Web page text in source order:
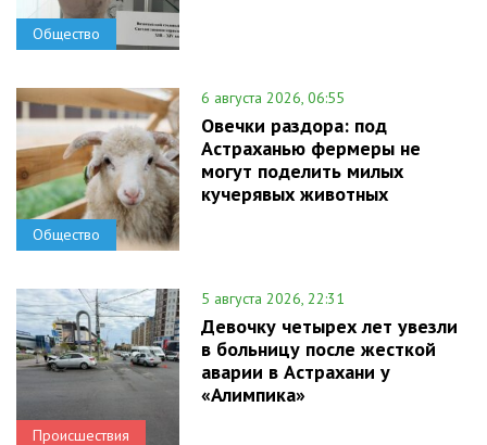
Общество
Общество
6 августа 2026, 06:55
Овечки раздора: под
Астраханью фермеры не
могут поделить милых
кучерявых животных
Происшествия
5 августа 2026, 22:31
Девочку четырех лет увезли
в больницу после жесткой
аварии в Астрахани у
«Алимпика»